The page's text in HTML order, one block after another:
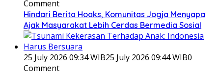
Comment
Hindari Berita Hoaks, Komunitas Jogja Menyapa
Ajak Masyarakat Lebih Cerdas Bermedia Sosial
25 July 2026 09:34 WIB25 July 2026 09:44 WIB0
Comment